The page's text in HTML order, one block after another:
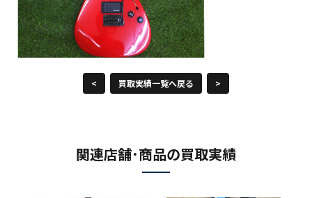
< 買取実績一覧へ戻る >
関連店舗･商品の買取実績